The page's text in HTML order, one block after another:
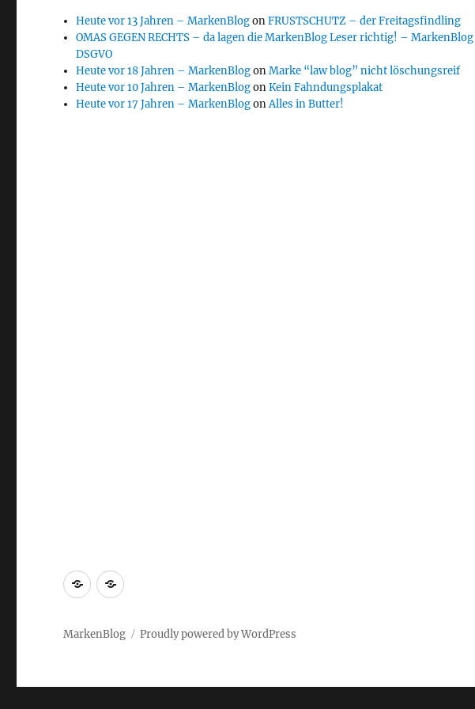
Heute vor 13 Jahren – MarkenBlogonFRUSTSCHUTZ – der Freitagsfindling
OMAS GEGEN RECHTS – da lagen die MarkenBlog Leser richtig! – MarkenBlog
DSGVO
Heute vor 18 Jahren – MarkenBlogonMarke “law blog” nicht löschungsreif
Heute vor 10 Jahren – MarkenBlogonKein Fahndungsplakat
Heute vor 17 Jahren – MarkenBlogonAlles in Butter!
Markenrecherche
Gastbeiträge
MarkenBlog Proudly powered by WordPress